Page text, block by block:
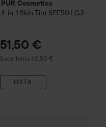
PÜR Cosmetics
4-in-1 Skin Tint SPF50 LG3
51,50 €
Suos. hinta 60,50 €
Suositeltu hinta 60,50 €
OSTA